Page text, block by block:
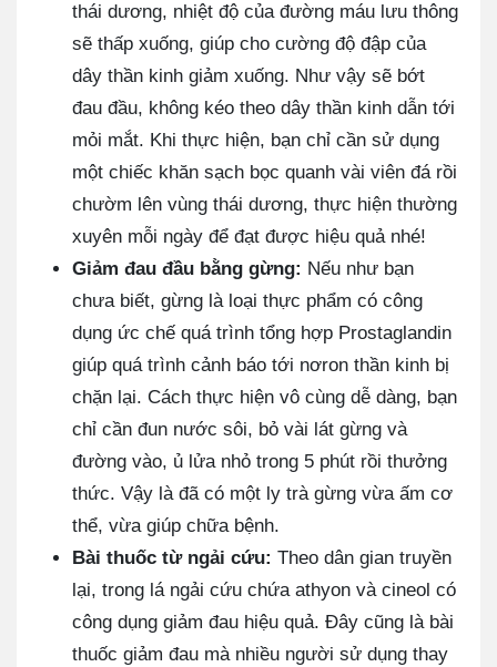
thái dương, nhiệt độ của đường máu lưu thông
sẽ thấp xuống, giúp cho cường độ đập của
dây thần kinh giảm xuống. Như vậy sẽ bớt
đau đầu, không kéo theo dây thần kinh dẫn tới
mỏi mắt. Khi thực hiện, bạn chỉ cần sử dụng
một chiếc khăn sạch bọc quanh vài viên đá rồi
chườm lên vùng thái dương, thực hiện thường
xuyên mỗi ngày để đạt được hiệu quả nhé!
Giảm đau đầu bằng gừng: Nếu như bạn
chưa biết, gừng là loại thực phẩm có công
dụng ức chế quá trình tổng hợp Prostaglandin
giúp quá trình cảnh báo tới nơron thần kinh bị
chặn lại. Cách thực hiện vô cùng dễ dàng, bạn
chỉ cần đun nước sôi, bỏ vài lát gừng và
đường vào, ủ lửa nhỏ trong 5 phút rồi thưởng
thức. Vậy là đã có một ly trà gừng vừa ấm cơ
thể, vừa giúp chữa bệnh.
Bài thuốc từ ngải cứu: Theo dân gian truyền
lại, trong lá ngải cứu chứa athyon và cineol có
công dụng giảm đau hiệu quả. Đây cũng là bài
thuốc giảm đau mà nhiều người sử dụng thay